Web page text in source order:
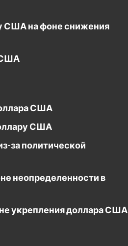
США на фоне снижения
США
США
США
за политической
неопределенности в
укрепления доллара США